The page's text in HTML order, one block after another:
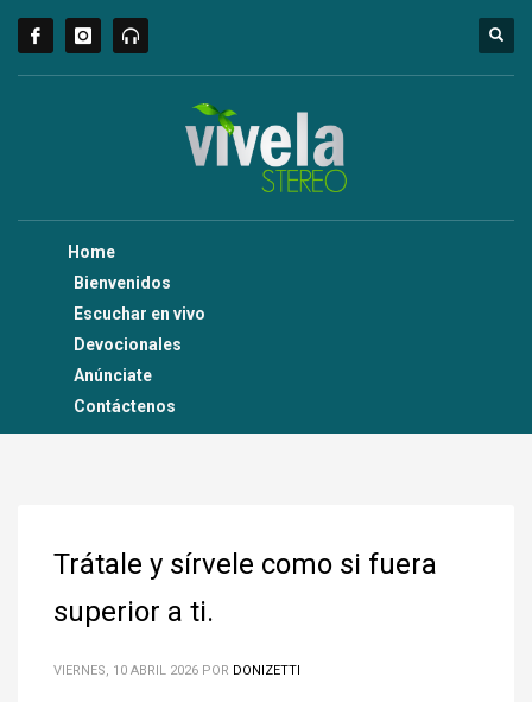
Home
Bienvenidos
Escuchar en vivo
Devocionales
Anúnciate
Contáctenos
Trátale y sírvele como si fuera
superior a ti.
VIERNES, 10 ABRIL 2026 POR DONIZETTI